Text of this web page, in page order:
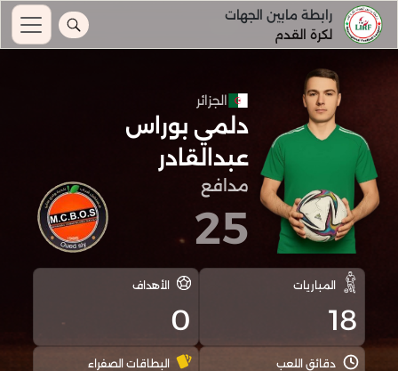
رابطة مابين الجهات
لكرة القدم
الجزائر
دلمي بوراس
عبدالقادر
مدافع
25
المباريات
18
الأهداف
0
دقائق اللعب البطاقات الصفراء